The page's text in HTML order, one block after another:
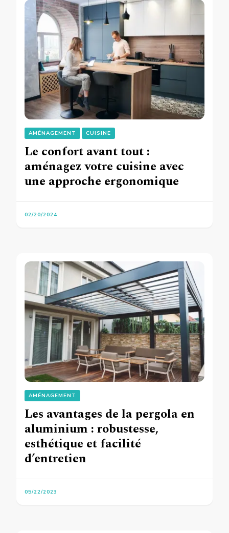
AMÉNAGEMENT CUISINE
Le confort avant tout :
aménagez votre cuisine avec
une approche ergonomique
02/20/2024
AMÉNAGEMENT
Les avantages de la pergola en
aluminium : robustesse,
esthétique et facilité
d’entretien
05/22/2023